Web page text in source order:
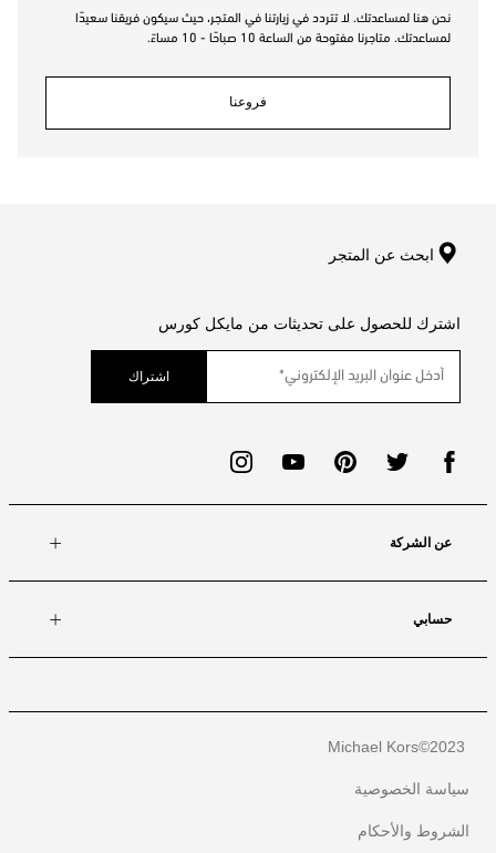
نحن هنا لمساعدتك. لا تتردد في زيارتنا في المتجر، حيث سيكون فريقنا سعيدًا
لمساعدتك. متاجرنا مفتوحة من الساعة 10 صباحًا - 10 مساءً.
فروعنا
ابحث عن المتجر
اشترك للحصول على تحديثات من مايكل كورس
اشتراك
عن الشركة
حسابي
Michael Kors
سياسة الخصوصية
الشروط والأحكام